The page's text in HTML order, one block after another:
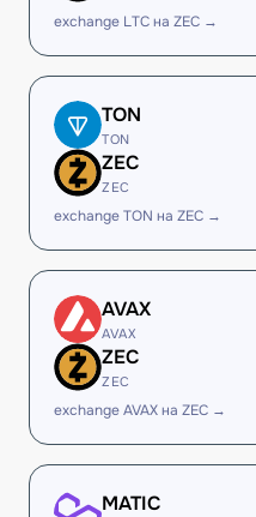
exchange LTC на ZEC →
TON
TON
ZEC
ZEC
exchange TON на ZEC →
AVAX
AVAX
ZEC
ZEC
exchange AVAX на ZEC →
MATIC